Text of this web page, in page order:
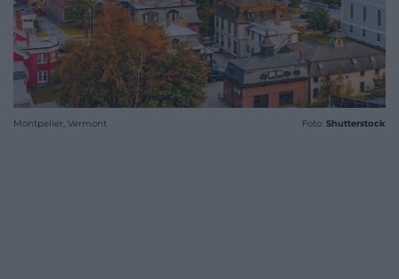
Montpelier, Vermont Foto: Shutterstock